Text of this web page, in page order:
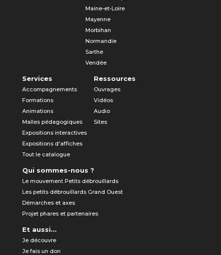
Maine-et-Loire
Mayenne
Morbihan
Normandie
Sarthe
Vendée
Services
Accompagnements
Formations
Animations
Malles pédagogiques
Expositions interactives
Expositions d'affiches
Tout le catalogue
Ressources
Ouvrages
Vidéos
Audio
Sites
Qui sommes-nous ?
Le mouvement Petits débrouillards
Les petits débrouillards Grand Ouest
Démarches et axes
Projet phares et partenaires
Et aussi...
Je découvre
Je fais un don